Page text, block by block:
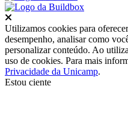
Utilizamos cookies para
desempenho, analisar como
personalizar conteúdo. Ao
uso de cookies. Para mais
Privacidade da Unicamp.
Estou ciente